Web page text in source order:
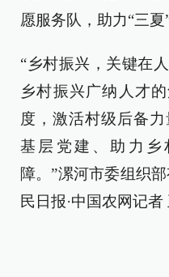
愿服务队，助力“三夏
“乡村振兴，关键在
乡村振兴广纳人才
度，激活村级后备
基层党建、助力
障。”漯河市委组织
民日报·中国农网记者